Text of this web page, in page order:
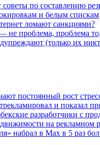
советы по составлению
и белым спискам
ломают санкциями?
не проблема, проблема
(только их
постоянный рост
и показал
разработчики с
на рекламном
набрал в Max в 5 раз